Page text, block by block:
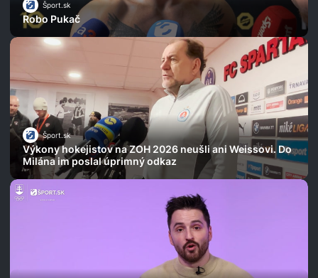
Šport.sk
Robo Pukač
Šport.sk
Výkony hokejistov na ZOH 2026 neušli ani Weissovi. Do
Milána im poslal úprimný odkaz